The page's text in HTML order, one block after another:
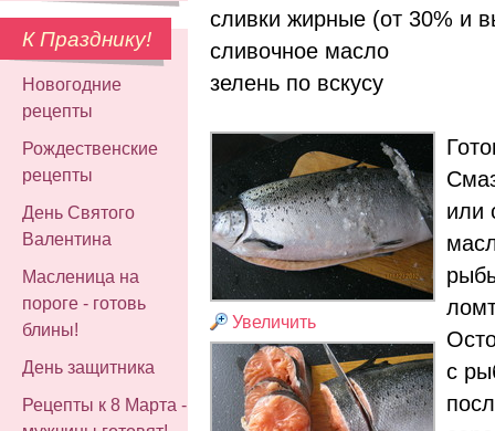
К Празднику!
Новогодние
рецепты
Рождественские
рецепты
День Святого
Валентина
Масленица на
пороге - готовь
блины!
День защитника
Рецепты к 8 Марта -
сливки жирные (от 30% и
сливочное масло
зелень по вскусу
Увеличить
или
с